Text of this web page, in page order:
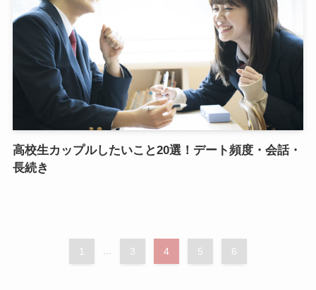
高校生カップルしたいこと20選！デート頻度・会話・
長続き
1 3 4 5 6